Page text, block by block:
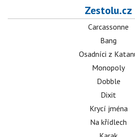
Zestolu.cz
Carcassonne
Bang
Osadníci z
Monopoly
Dobble
Dixit
Krycí jména
Na křídlech